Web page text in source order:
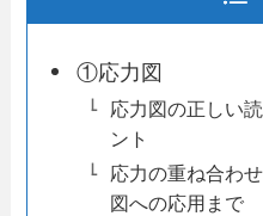
①応力図
応力図の正しい
ント
応力の重ね合わ
図への応用まで